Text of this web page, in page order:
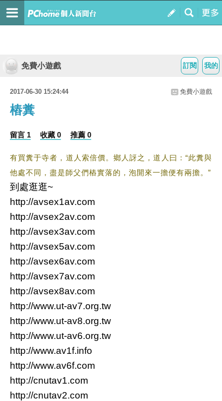
我的
訂閱
免費小遊戲
2017-06-30 15:24:44 免費小遊戲
樁糞
留言 1 收藏 0 推薦 0
有買糞于寺者，道人索倍價。鄉人訝之，道人曰：“此糞與
他處不同，盡是師父們樁實落的，泡開來一擔便有兩擔。”
到處逛逛~
http://avsex1av.com
http://avsex2av.com
http://avsex3av.com
http://avsex5av.com
http://avsex6av.com
http://avsex7av.com
http://avsex8av.com
http://www.ut-av7.org.tw
http://www.ut-av8.org.tw
http://www.ut-av6.org.tw
http://www.av1f.info
http://www.av6f.com
http://cnutav1.com
http://cnutav2.com